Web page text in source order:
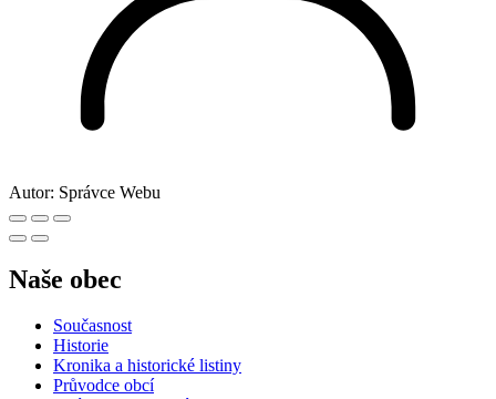
Autor: Správce Webu
Naše obec
Současnost
Historie
Kronika a historické listiny
Průvodce obcí